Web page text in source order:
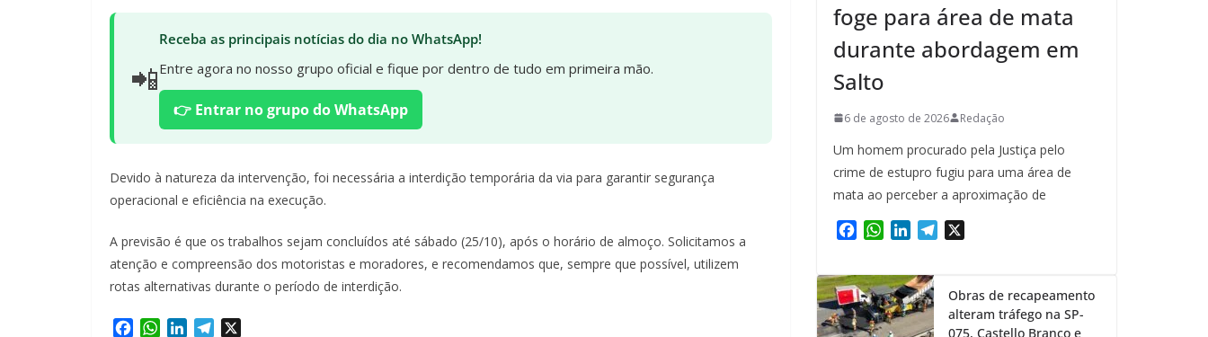
📲
Receba as principais notícias do dia no WhatsApp!
Entre agora no nosso grupo oficial e fique por dentro de tudo em primeira mão.
👉 Entrar no grupo do WhatsApp
Devido à natureza da intervenção, foi necessária a interdição temporária da via para garantir segurança
operacional e eficiência na execução.
A previsão é que os trabalhos sejam concluídos até sábado (25/10), após o horário de almoço. Solicitamos a
atenção e compreensão dos motoristas e moradores, e recomendamos que, sempre que possível, utilizem
rotas alternativas durante o período de interdição.
W
foge para área de mata
durante abordagem em
Salto
6 de agosto de 2026 Redação
Um homem procurado pela Justiça pelo
crime de estupro fugiu para uma área de
mata ao perceber a aproximação de
c
e
b
o
W
a
t
s
A
n
k
e
d
Obras de recapeamento
alteram tráfego na SP-
075, Castello Branco e